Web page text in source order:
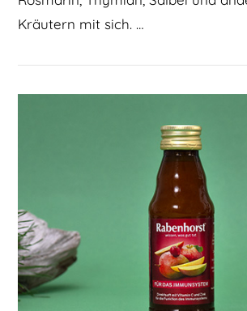
BEITRAG LESEN
Kräutern mit sich. …